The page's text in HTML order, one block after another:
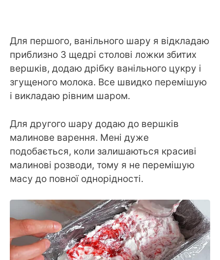
Для першого, ванільного шару я відкладаю
приблизно 3 щедрі столові ложки збитих
вершків, додаю дрібку ванільного цукру і
згущеного молока. Все швидко перемішую
і викладаю рівним шаром.
Для другого шару додаю до вершків
малинове варення. Мені дуже
подобається, коли залишаються красиві
малинові розводи, тому я не перемішую
масу до повної однорідності.